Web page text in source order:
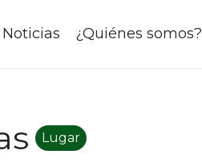
Noticias ¿Quiénes somos?
Lugar